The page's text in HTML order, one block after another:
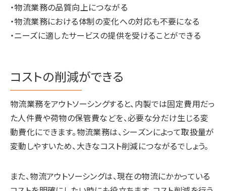
・物流業務の品質向上につながる
・物流業務における体制の変化への対応も不要になる
・ニーズに適したサービスの提供を受けることができる
コストの削減ができる
物流業務をアウトソーシングすると、内製では固定費用だっ
た人件費や荷物の保管費などを、必要な分だけ生じる変
動費化にできます。物流業務は、シーズンによって取扱量が
変動しやすいため、大きなコスト削減につながるでしょう。
また、物流アウトソーシングは、現在の物流にかかっている